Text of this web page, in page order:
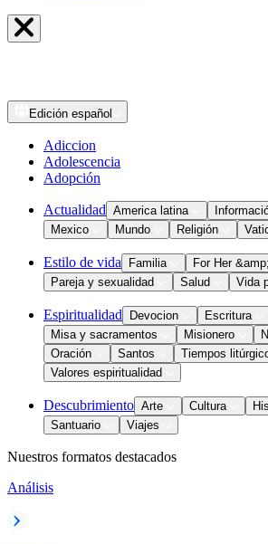
Edición español
Adiccion
Adolescencia
Adopción
Actualidad America latina
Mexico
Mundo Religión
Estilo de vida Familia
For Her
Pareja y sexualidad
Salud Vida
Espiritualidad Devocion
Escritura
Misa y sacramentos
Misionero
Oración
Santos
Tiempos
Valores espiritualidad
Descubrimiento Arte Cultura
Santuario
Viajes
Nuestros formatos destacados
Análisis